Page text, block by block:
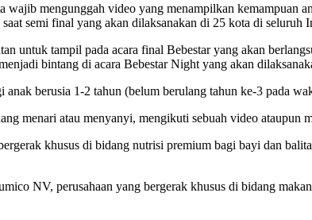
mengunggah video yang menampilkan kemampuan
semi final yang akan dilaksanakan di 25 kota di seluruh
untuk tampil pada acara final Bebestar yang akan
bintang di acara Bebestar Night yang akan
berusia 1-2 tahun (belum berulang tahun ke-3 pada
menari atau menyanyi, mengikuti sebuah video ataupun
khusus di bidang nutrisi premium bagi bayi dan
NV, perusahaan yang bergerak khusus di bidang